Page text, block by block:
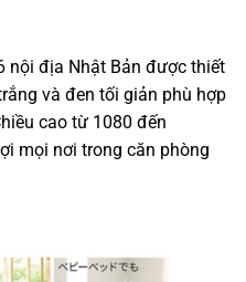
nội địa Nhật Bản được thiết
và đen tối giản phù hợp
cao từ 1080 đến
mọi nơi trong căn phòng